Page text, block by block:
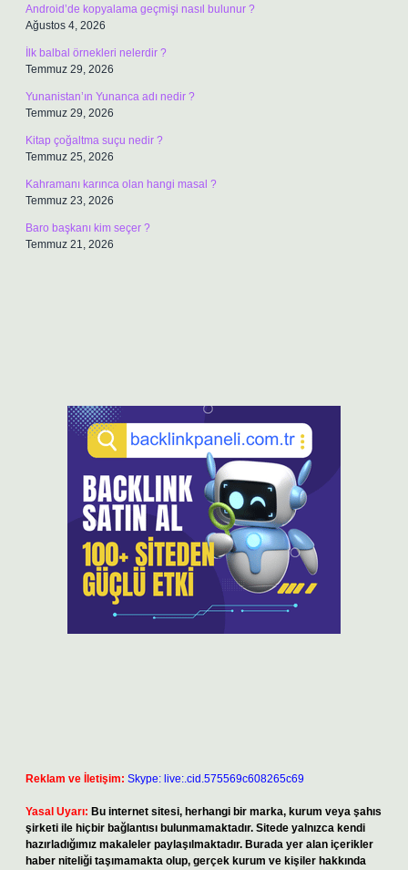
Android’de kopyalama geçmişi nasıl bulunur ?
Ağustos 4, 2026
İlk balbal örnekleri nelerdir ?
Temmuz 29, 2026
Yunanistan’ın Yunanca adı nedir ?
Temmuz 29, 2026
Kitap çoğaltma suçu nedir ?
Temmuz 25, 2026
Kahramanı karınca olan hangi masal ?
Temmuz 23, 2026
Baro başkanı kim seçer ?
Temmuz 21, 2026
Reklam ve İletişim: Skype: live:.cid.575569c608265c69
Yasal Uyarı: Bu internet sitesi, herhangi bir marka, kurum veya şahıs
şirketi ile hiçbir bağlantısı bulunmamaktadır. Sitede yalnızca kendi
hazırladığımız makaleler paylaşılmaktadır. Burada yer alan içerikler
haber niteliği taşımamakta olup, gerçek kurum ve kişiler hakkında